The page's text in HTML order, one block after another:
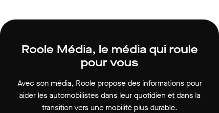
Roole Média, le média qui roule
pour vous
Avec son média, Roole propose des informations pour
aider les automobilistes dans leur quotidien et dans la
transition vers une mobilité plus durable.